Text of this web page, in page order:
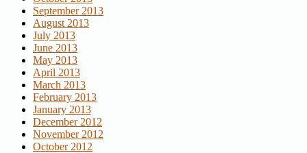
September 2013
August 2013
July 2013
June 2013
May 2013
April 2013
March 2013
February 2013
January 2013
December 2012
November 2012
October 2012